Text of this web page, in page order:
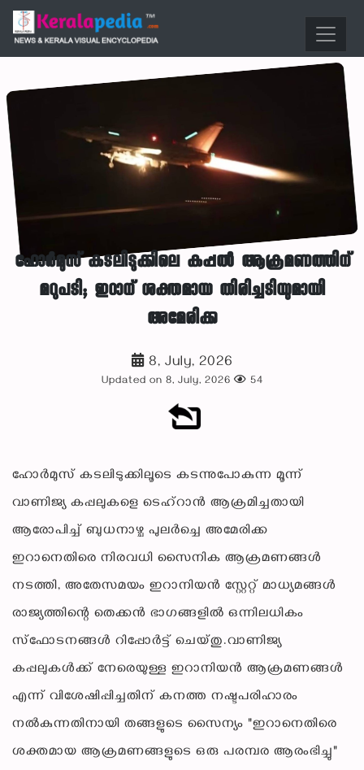
ഹോർമുസ് കടലിടുക്കിലെ കപ്പൽ ആക്രമണത്തിന്
മറുപടി; ഇറാന് ശക്തമായ തിരിച്ചടിയുമായി
അമേരിക്ക
8, July, 2026
Updated on 8, July, 2026 54
ഹോർമുസ് കടലിടുക്കിലൂടെ കടന്നുപോകുന്ന മൂന്ന്
വാണിജ്യ കപ്പലുകളെ ടെഹ്‌റാൻ ആക്രമിച്ചതായി
ആരോപിച്ച് ബുധനാഴ്ച പുലർച്ചെ അമേരിക്ക
ഇറാനെതിരെ നിരവധി സൈനിക ആക്രമണങ്ങൾ
നടത്തി, അതേസമയം ഇറാനിയൻ സ്റ്റേറ്റ് മാധ്യമങ്ങൾ
രാജ്യത്തിന്റെ തെക്കൻ ഭാഗങ്ങളിൽ ഒന്നിലധികം
സ്‌ഫോടനങ്ങൾ റിപ്പോർട്ട് ചെയ്തു.വാണിജ്യ
കപ്പലുകൾക്ക് നേരെയുള്ള ഇറാനിയൻ ആക്രമണങ്ങൾ
എന്ന് വിശേഷിപ്പിച്ചതിന് കനത്ത നഷ്ടപരിഹാരം
നൽകുന്നതിനായി തങ്ങളുടെ സൈന്യം "ഇറാനെതിരെ
ശക്തമായ ആക്രമണങ്ങളുടെ ഒരു പരമ്പര ആരംഭിച്ചു"